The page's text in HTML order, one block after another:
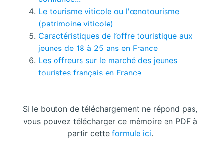
Le tourisme viticole ou l'œnotourisme
(patrimoine viticole)
Caractéristiques de l’offre touristique aux
jeunes de 18 à 25 ans en France
Les offreurs sur le marché des jeunes
touristes français en France
Si le bouton de téléchargement ne répond pas,
vous pouvez télécharger ce mémoire en PDF à
partir cette formule ici.